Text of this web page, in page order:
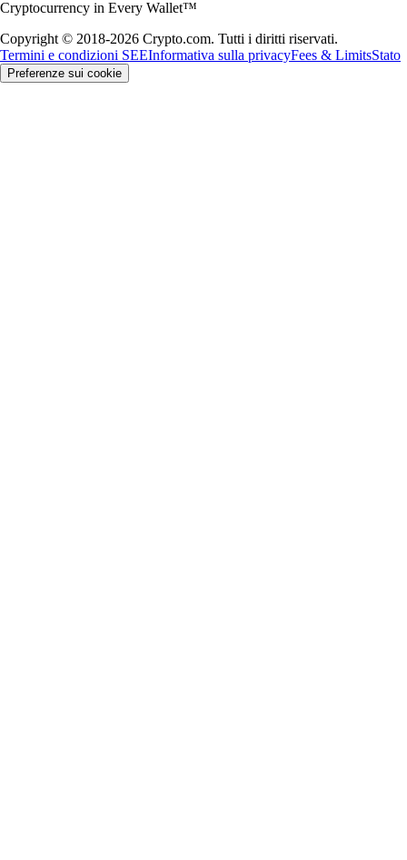
Cryptocurrency in Every Wallet™
Copyright © 2018-2026 Crypto.com. Tutti i diritti riservati.
Termini e condizioni SEEInformativa sulla privacyFees & LimitsStato
Preferenze sui cookie